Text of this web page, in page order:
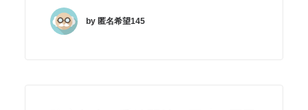
by 匿名希望145